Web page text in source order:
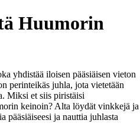
Huumorin
yhdistää iloisen pääsiäisen vieton
perinteikäs juhla, jota vietetään
Miksi et siis piristäisi
keinoin? Alta löydät vinkkejä ja
pääsiäiseesi ja nauttia juhlasta